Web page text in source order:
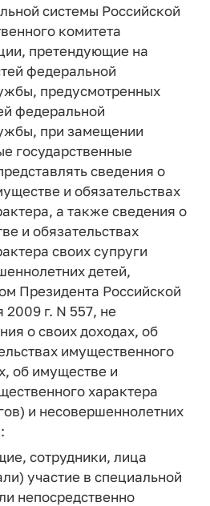
системы Российской
комитета
претендующие на
федеральной
предусмотренных
федеральной
при замещении
государственные
сведения о
и обязательствах
а также сведения о
и обязательствах
своих супруги
детей,
Президента Российской
г. N 557, не
о своих доходах, об
имущественного
об имуществе и
характера
и несовершеннолетних
сотрудники, лица
участие в специальной
непосредственно